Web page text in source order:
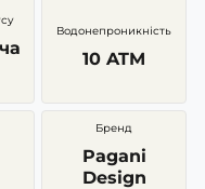
Водонепроникність
10 ATM
Бренд
Pagani
Design